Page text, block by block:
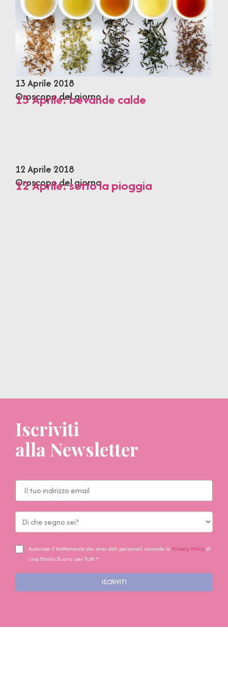
13 Aprile 2018
Oroscopo del giorno
13 Aprile: bevande calde
12 Aprile 2018
Oroscopo del giorno
12 Aprile: sotto la pioggia
Iscriviti
alla Newsletter
Autorizzo il trattamento dei miei dati personali secondo la Privacy Policydi
Una Parola Buona per Tutti *
ISCRIVITI